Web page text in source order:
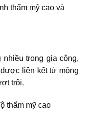
thẩm mỹ cao và
trong gia công,
liên kết từ mộng
trội.
thẩm mỹ cao